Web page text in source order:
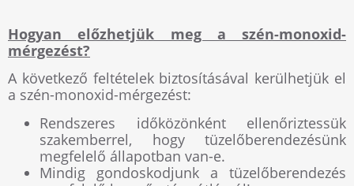
Hogyan előzhetjük meg a szén-monoxid-
mérgezést?
A következő feltételek biztosításával kerülhetjük el
a szén-monoxid-mérgezést:
Rendszeres időközönként ellenőriztessük
szakemberrel, hogy tüzelőberendezésünk
megfelelő állapotban van-e.
Mindig gondoskodjunk a tüzelőberendezés